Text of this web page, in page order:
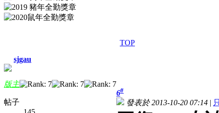
TOP
sjgau
版主
帖子
6#
發表於 2013-10-20 07:14 |